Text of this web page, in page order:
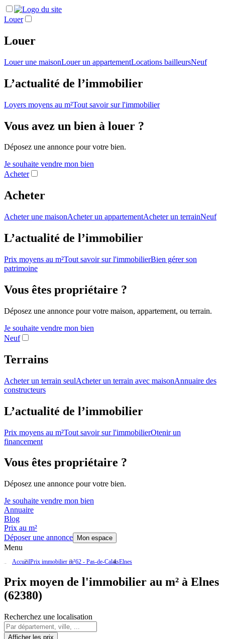
Louer
Louer
Louer une maisonLouer un appartementLocations bailleursNeuf
L’actualité de l’immobilier
Loyers moyens au m²Tout savoir sur l'immobilier
Vous avez un bien à louer ?
Déposez une annonce pour votre bien.
Je souhaite vendre mon bien
Acheter
Acheter
Acheter une maisonAcheter un appartementAcheter un terrainNeuf
L’actualité de l’immobilier
Prix moyens au m²Tout savoir sur l'immobilierBien gérer son
patrimoine
Vous êtes propriétaire ?
Déposez une annonce pour votre maison, appartement, ou terrain.
Je souhaite vendre mon bien
Neuf
Terrains
Acheter un terrain seulAcheter un terrain avec maisonAnnuaire des
constructeurs
L’actualité de l’immobilier
Prix moyens au m²Tout savoir sur l'immobilierOtenir un
financement
Vous êtes propriétaire ?
Déposez une annonce pour votre bien.
Je souhaite vendre mon bien
Annuaire
Blog
Prix au m²
Déposer une annonce
Mon espace
Menu
AccueilPrix immobilier m²62 - Pas-de-CalaisElnes
Prix moyen de l'immobilier au m² à Elnes
(62380)
Recherchez une localisation
Afficher les prix